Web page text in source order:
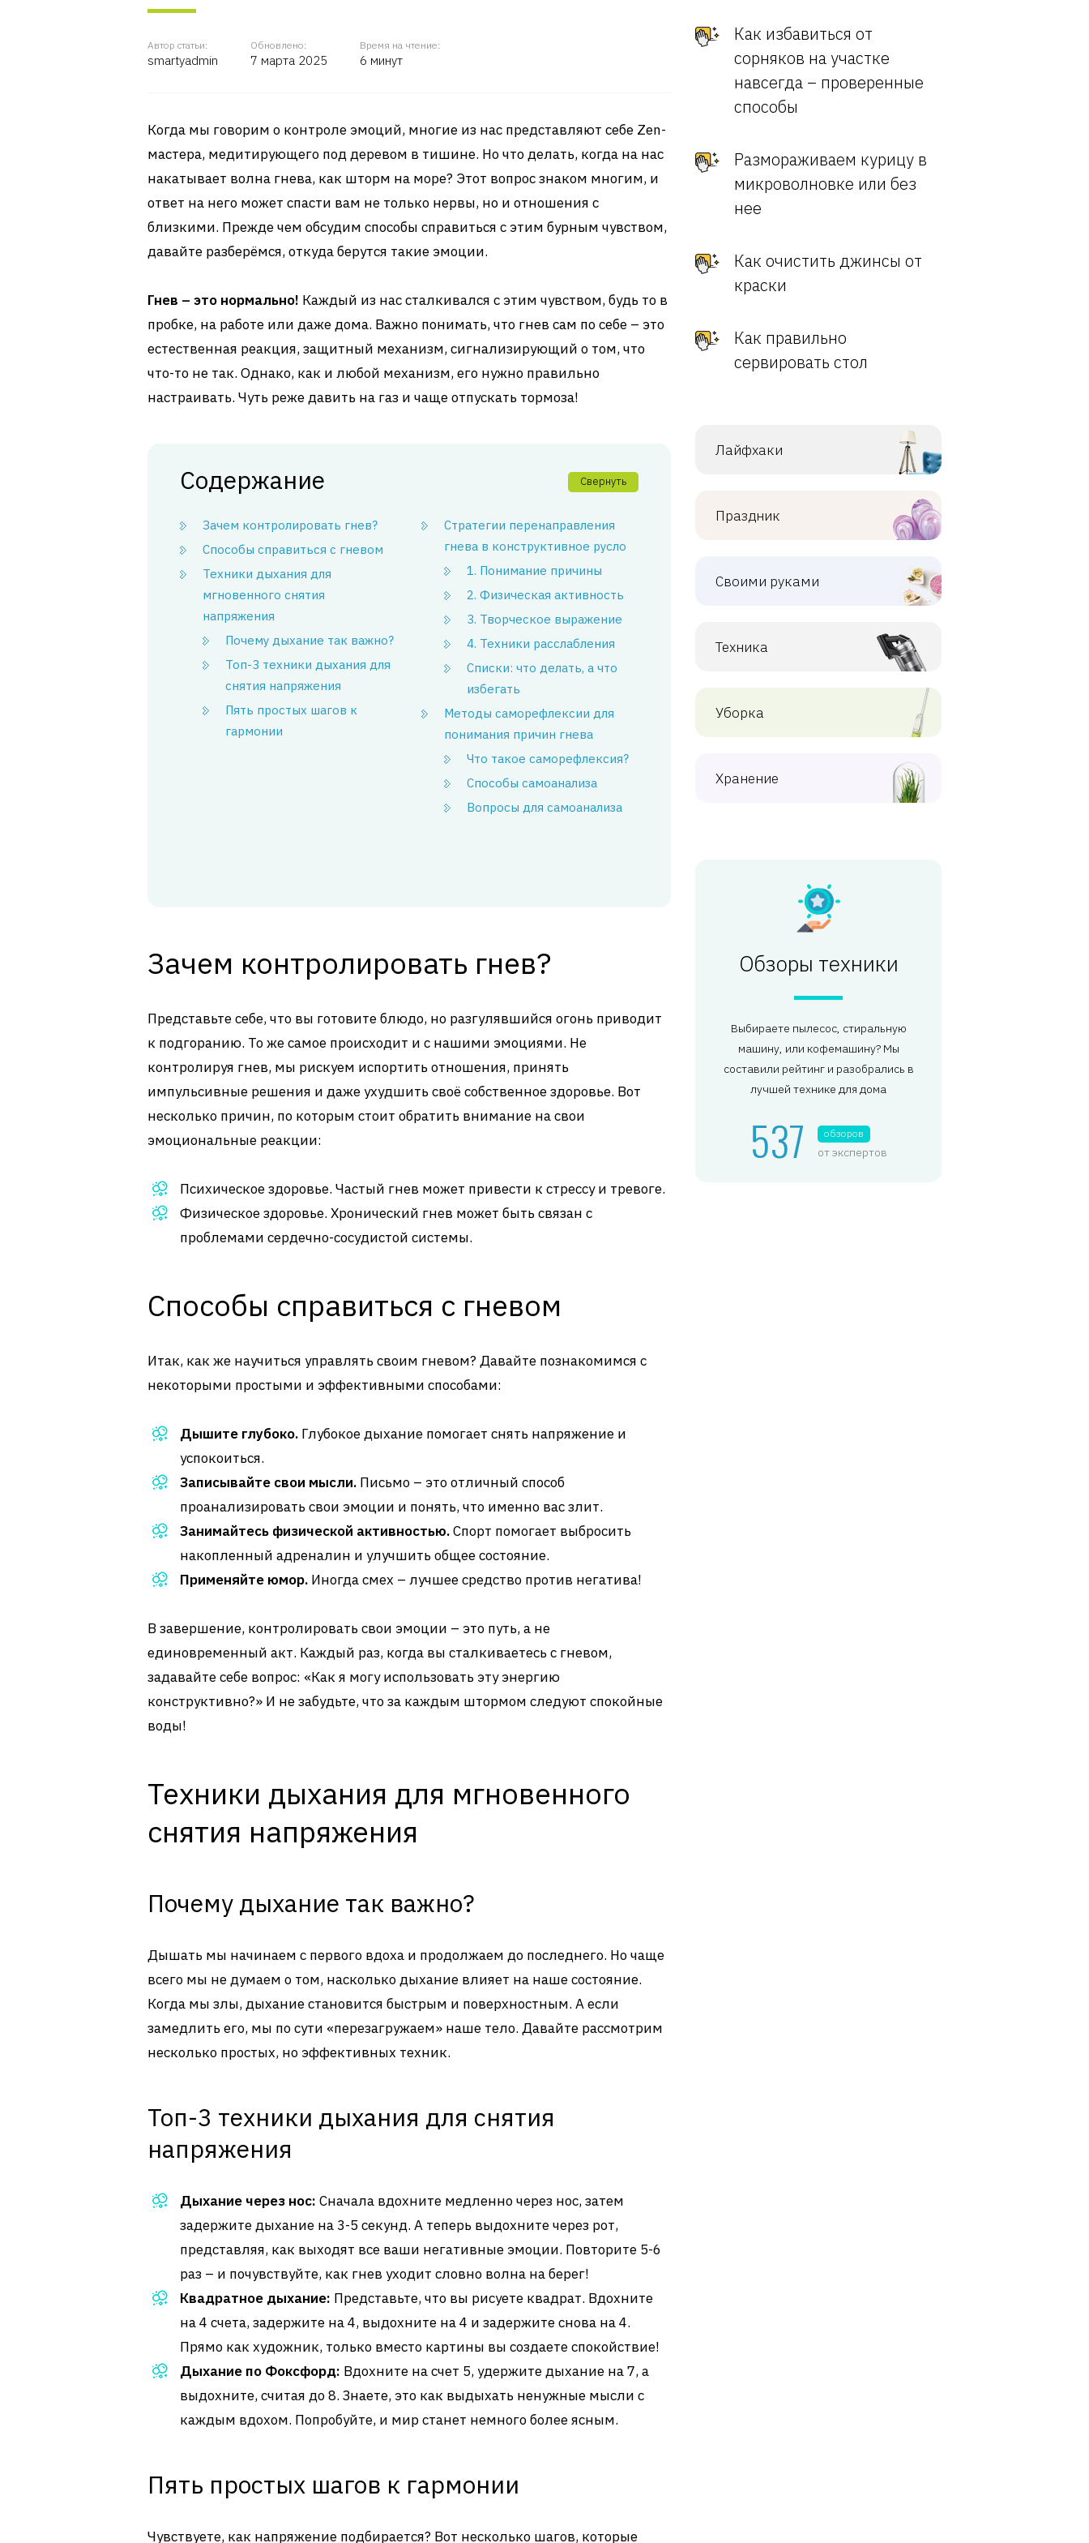
Автор статьи:
smartyadmin
Обновлено:
7 марта 2025
Время на чтение:
6 минут
Когда мы говорим о контроле эмоций, многие из нас представляют себе Zen-
мастера, медитирующего под деревом в тишине. Но что делать, когда на нас
накатывает волна гнева, как шторм на море? Этот вопрос знаком многим, и
ответ на него может спасти вам не только нервы, но и отношения с
близкими. Прежде чем обсудим способы справиться с этим бурным чувством,
давайте разберёмся, откуда берутся такие эмоции.
Гнев – это нормально! Каждый из нас сталкивался с этим чувством, будь то в
пробке, на работе или даже дома. Важно понимать, что гнев сам по себе – это
естественная реакция, защитный механизм, сигнализирующий о том, что
что-то не так. Однако, как и любой механизм, его нужно правильно
настраивать. Чуть реже давить на газ и чаще отпускать тормоза!
Содержание Свернуть
Зачем контролировать гнев?
Способы справиться с гневом
Техники дыхания для
мгновенного снятия
напряжения
Почему дыхание так важно?
Топ-3 техники дыхания для
снятия напряжения
Пять простых шагов к
гармонии
Стратегии перенаправления
гнева в конструктивное русло
1. Понимание причины
2. Физическая активность
3. Творческое выражение
4. Техники расслабления
Списки: что делать, а что
избегать
Методы саморефлексии для
понимания причин гнева
Что такое саморефлексия?
Способы самоанализа
Вопросы для самоанализа
Зачем контролировать гнев?
Представьте себе, что вы готовите блюдо, но разгулявшийся огонь приводит
к подгоранию. То же самое происходит и с нашими эмоциями. Не
контролируя гнев, мы рискуем испортить отношения, принять
импульсивные решения и даже ухудшить своё собственное здоровье. Вот
несколько причин, по которым стоит обратить внимание на свои
эмоциональные реакции:
Психическое здоровье. Частый гнев может привести к стрессу и тревоге.
Физическое здоровье. Хронический гнев может быть связан с
проблемами сердечно-сосудистой системы.
Способы справиться с гневом
Итак, как же научиться управлять своим гневом? Давайте познакомимся с
некоторыми простыми и эффективными способами:
Дышите глубоко. Глубокое дыхание помогает снять напряжение и
успокоиться.
Записывайте свои мысли. Письмо – это отличный способ
проанализировать свои эмоции и понять, что именно вас злит.
Занимайтесь физической активностью.Спорт помогает выбросить
накопленный адреналин и улучшить общее состояние.
Применяйте юмор. Иногда смех – лучшее средство против негатива!
В завершение, контролировать свои эмоции – это путь, а не
единовременный акт. Каждый раз, когда вы сталкиваетесь с гневом,
задавайте себе вопрос: «Как я могу использовать эту энергию
конструктивно?» И не забудьте, что за каждым штормом следуют спокойные
воды!
Техники дыхания для мгновенного
снятия напряжения
Почему дыхание так важно?
Дышать мы начинаем с первого вдоха и продолжаем до последнего. Но чаще
всего мы не думаем о том, насколько дыхание влияет на наше состояние.
Когда мы злы, дыхание становится быстрым и поверхностным. А если
замедлить его, мы по сути «перезагружаем» наше тело. Давайте рассмотрим
несколько простых, но эффективных техник.
Топ-3 техники дыхания для снятия
напряжения
Дыхание через нос: Сначала вдохните медленно через нос, затем
задержите дыхание на 3-5 секунд. А теперь выдохните через рот,
представляя, как выходят все ваши негативные эмоции. Повторите 5-6
раз – и почувствуйте, как гнев уходит словно волна на берег!
Квадратное дыхание: Представьте, что вы рисуете квадрат. Вдохните
на 4 счета, задержите на 4, выдохните на 4 и задержите снова на 4.
Прямо как художник, только вместо картины вы создаете спокойствие!
Дыхание по Фоксфорд: Вдохните на счет 5, удержите дыхание на 7, а
выдохните, считая до 8. Знаете, это как выдыхать ненужные мысли с
каждым вдохом. Попробуйте, и мир станет немного более ясным.
Пять простых шагов к гармонии
Чувствуете, как напряжение подбирается? Вот несколько шагов, которые
Как избавиться от
сорняков на участке
навсегда – проверенные
способы
Размораживаем курицу в
микроволновке или без
нее
Как очистить джинсы от
краски
Как правильно
сервировать стол
Лайфхаки
Праздник
Своими руками
Техника
Уборка
Хранение
Обзоры техники
Выбираете пылесос, стиральную
машину, или кофемашину? Мы
составили рейтинг и разобрались в
лучшей технике для дома
537 обзоров
от экспертов